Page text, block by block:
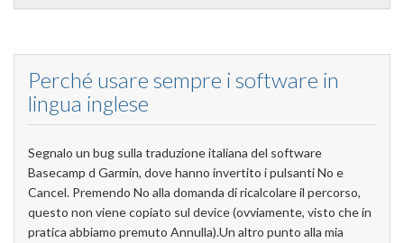
Perché usare sempre i software in
lingua inglese
Segnalo un bug sulla traduzione italiana del software
Basecamp d Garmin, dove hanno invertito i pulsanti No e
Cancel. Premendo No alla domanda di ricalcolare il percorso,
questo non viene copiato sul device (ovviamente, visto che in
pratica abbiamo premuto Annulla).Un altro punto alla mia